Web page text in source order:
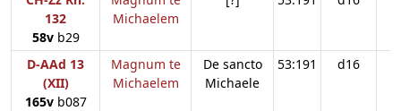
132
58vb29
Michaelem
D-AAd 13
(XII)
165vb087
Magnum te
Michaelem
De sancto
Michaele
53:191 d16